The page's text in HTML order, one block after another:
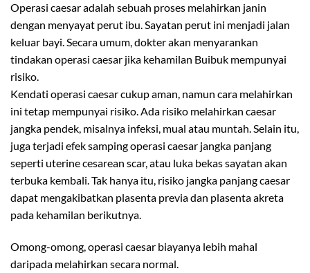
Operasi caesar adalah sebuah proses melahirkan janin
dengan menyayat perut ibu. Sayatan perut ini menjadi jalan
keluar bayi. Secara umum, dokter akan menyarankan
tindakan operasi caesar jika kehamilan Buibuk mempunyai
risiko.
Kendati operasi caesar cukup aman, namun cara melahirkan
ini tetap mempunyai risiko. Ada risiko melahirkan caesar
jangka pendek, misalnya infeksi, mual atau muntah. Selain itu,
juga terjadi efek samping operasi caesar jangka panjang
seperti uterine cesarean scar, atau luka bekas sayatan akan
terbuka kembali. Tak hanya itu, risiko jangka panjang caesar
dapat mengakibatkan plasenta previa dan plasenta akreta
pada kehamilan berikutnya.
Omong-omong, operasi caesar biayanya lebih mahal
daripada melahirkan secara normal.